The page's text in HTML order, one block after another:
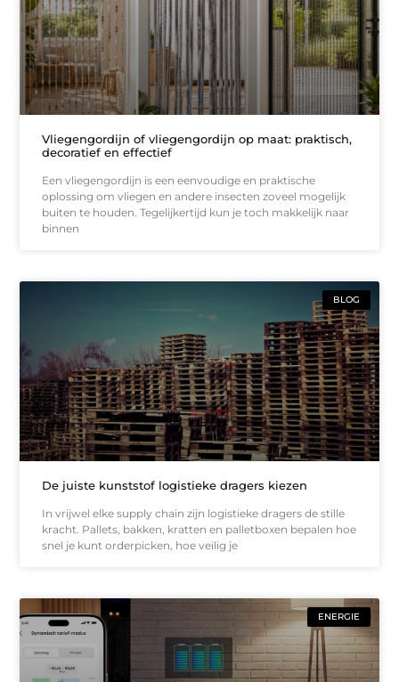
Vliegengordijn of vliegengordijn op maat: praktisch,
decoratief en effectief
Een vliegengordijn is een eenvoudige en praktische
oplossing om vliegen en andere insecten zoveel mogelijk
buiten te houden. Tegelijkertijd kun je toch makkelijk naar
binnen
BLOG
De juiste kunststof logistieke dragers kiezen
In vrijwel elke supply chain zijn logistieke dragers de stille
kracht. Pallets, bakken, kratten en palletboxen bepalen hoe
snel je kunt orderpicken, hoe veilig je
ENERGIE